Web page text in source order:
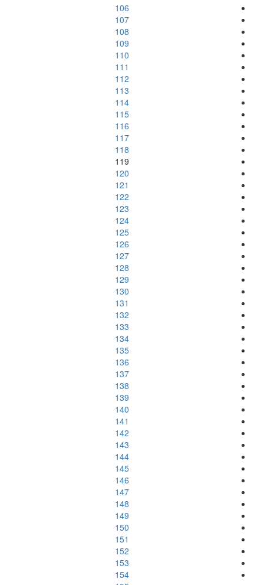
106
107
108
109
110
111
112
113
114
115
116
117
118
119
120
121
122
123
124
125
126
127
128
129
130
131
132
133
134
135
136
137
138
139
140
141
142
143
144
145
146
147
148
149
150
151
152
153
154